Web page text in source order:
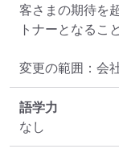
客さまの期待を
トナーとなるこ
変更の範囲：会
語学力
なし